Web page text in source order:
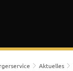
Aktuelles